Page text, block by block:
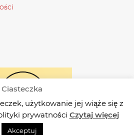
Ciasteczka
użytkowanie jej wiąże się z
prywatności Czytaj więcej
Akceptuj